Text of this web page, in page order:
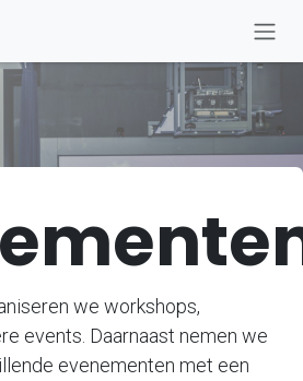
we workshops,
events. Daarnaast nemen we
evenementen met een